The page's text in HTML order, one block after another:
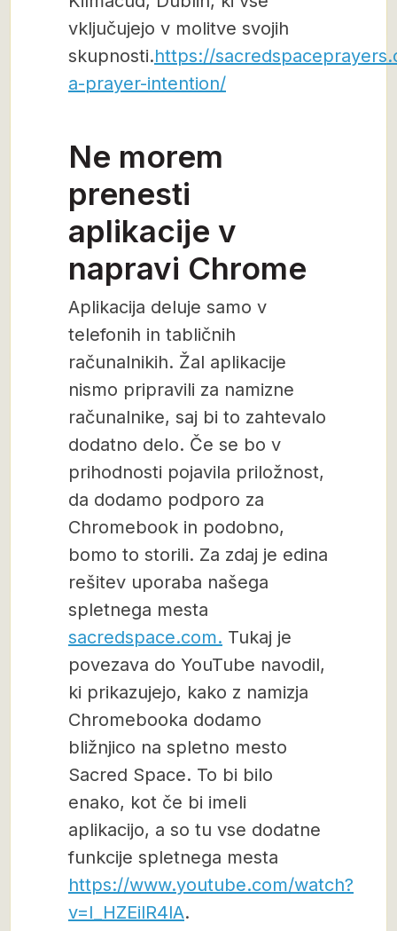
vključujejo v molitve svojih
skupnosti.https://
a-prayer-intention/
Ne morem
prenesti
aplikacije v
napravi Chrome
Aplikacija deluje samo v
telefonih in tabličnih
računalnikih. Žal aplikacije
nismo pripravili za namizne
računalnike, saj bi to zahtevalo
dodatno delo. Če se bo v
prihodnosti pojavila priložnost,
da dodamo podporo za
Chromebook in podobno,
bomo to storili. Za zdaj je edina
rešitev uporaba našega
spletnega mesta
sacredspace.com. Tukaj je
povezava do YouTube navodil,
ki prikazujejo, kako z namizja
Chromebooka dodamo
bližnjico na spletno mesto
Sacred Space. To bi bilo
enako, kot če bi imeli
aplikacijo, a so tu vse dodatne
funkcije spletnega mesta
https://www.youtube.com/watch?
v=I_HZEilR4lA.